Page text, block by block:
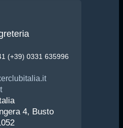
(+39) 0331 635996
4, Busto